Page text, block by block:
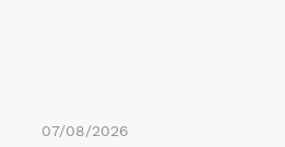
07/08/2026